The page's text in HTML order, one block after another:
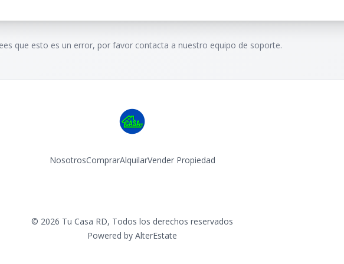
que esto es un error, por favor contacta a nuestro equipo de soporte.
NosotrosComprarAlquilarVender Propiedad
© 2026 Tu Casa RD, Todos los derechos reservados
Powered by AlterEstate